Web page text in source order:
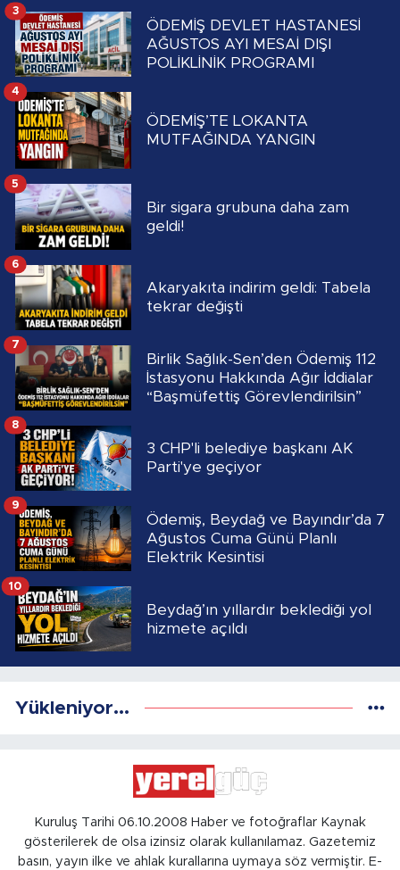
ÖDEMİŞ DEVLET HASTANESİ
AĞUSTOS AYI MESAİ DIŞI
POLİKLİNİK PROGRAMI
3
ÖDEMİŞ’TE LOKANTA
MUTFAĞINDA YANGIN
4
Bir sigara grubuna daha zam
geldi!
5
Akaryakıta indirim geldi: Tabela
tekrar değişti
6
Birlik Sağlık-Sen’den Ödemiş 112
İstasyonu Hakkında Ağır İddialar
“Başmüfettiş Görevlendirilsin”
7
3 CHP'li belediye başkanı AK
Parti'ye geçiyor
8
Ödemiş, Beydağ ve Bayındır’da 7
Ağustos Cuma Günü Planlı
Elektrik Kesintisi
9
Beydağ’ın yıllardır beklediği yol
hizmete açıldı
10
Yükleniyor...
Kuruluş Tarihi 06.10.2008 Haber ve fotoğraflar Kaynak
gösterilerek de olsa izinsiz olarak kullanılamaz. Gazetemiz
basın, yayın ilke ve ahlak kurallarına uymaya söz vermiştir. E-